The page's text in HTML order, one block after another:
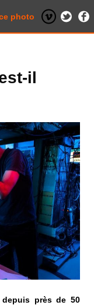
photo
il
près de 50